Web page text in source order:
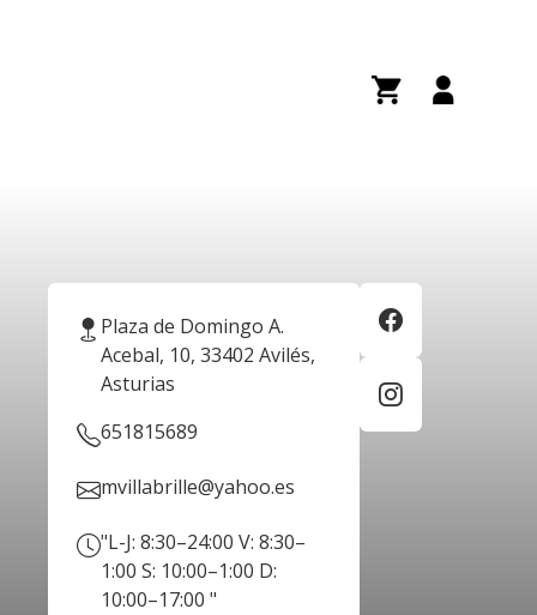
Plaza de Domingo A.
Acebal, 10, 33402 Avilés,
Asturias
651815689
mvillabrille@yahoo.es
"L-J: 8:30–24:00 V: 8:30–
1:00 S: 10:00–1:00 D:
10:00–17:00 "